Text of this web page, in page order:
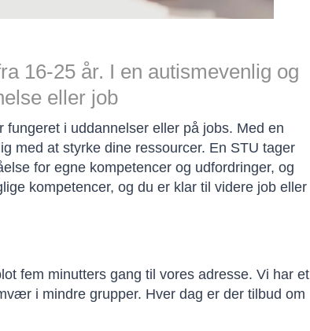
16-25 år. I en autismevenlig og
eller job
fungeret i uddannelser eller på jobs. Med en
med at styrke dine ressourcer. En STU tager
for egne kompetencer og udfordringer, og
kompetencer, og du er klar til videre job eller
fem minutters gang til vores adresse. Vi har et
i mindre grupper. Hver dag er der tilbud om